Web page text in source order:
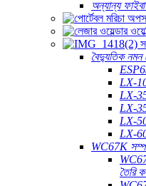
অন্যান্য
বৈদ্যুতিক নমন
LX-
LX-
LX-
LX-
LX-
WC67K
তৈরি